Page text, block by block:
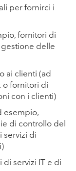
per fornirci i
fornitori di
delle
ai clienti (ad
o fornitori di
con i clienti)
esempio,
di controllo del
servizi di
di servizi IT e di